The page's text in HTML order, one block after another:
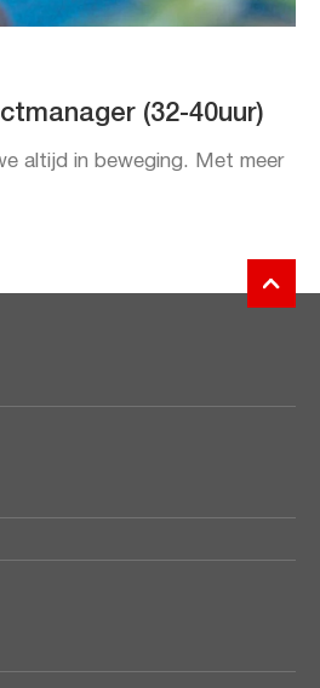
(32-40uur)
altijd in beweging. Met meer